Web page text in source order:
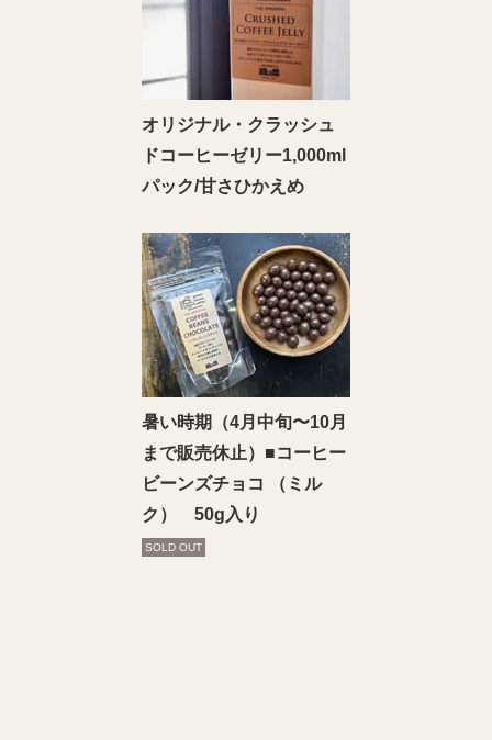
オリジナル・クラッシュ
ドコーヒーゼリー1,000ml
パック/甘さひかえめ
暑い時期（4月中旬〜10月
まで販売休止）■コーヒー
ビーンズチョコ （ミル
ク） 50g入り
SOLD OUT